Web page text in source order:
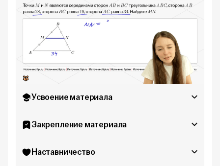
Усвоение материала
Закрепление материала
Наставничество